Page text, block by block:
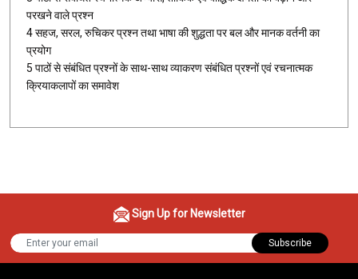
परखने वाले प्रश्न
4 सहज, सरल, रुचिकर प्रश्न तथा भाषा की शुद्धता पर बल और मानक वर्तनी का
प्रयोग
5 पाठों से संबंधित प्रश्नों के साथ-साथ व्याकरण संबंधित प्रश्नों एवं रचनात्मक
क्रियाकलापों का समावेश
Sign Up for Newsletter
Subscribe